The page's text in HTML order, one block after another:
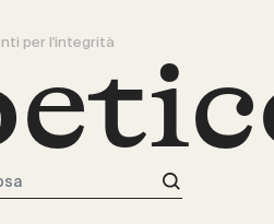
per l'integrità